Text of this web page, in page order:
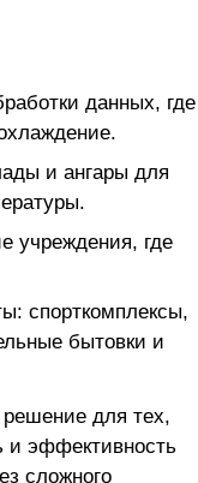
данных, где
и ангары для
учреждения, где
спорткомплексы,
бытовки и
для тех,
и эффективность
сложного